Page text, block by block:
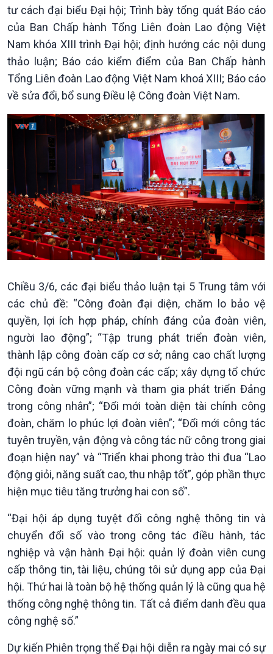
Chính trị
Tin Chính trị
Chính phủ với người dân
Quốc hội với cử tri
Xây dựng đảng
Nhận diện sự thật
Pháp luật và đời sống
Thế giới
Tin thế giới
Vấn đề quốc tế
Hồ sơ sự kiện quốc tế
Thế giới & Việt Nam
bền
Kinh tế
Tin Kinh tế
Trước giờ mở cửa
Dòng chảy Kinh tế
Sức sống hàng Việt
Khởi nghiệp
Tuyên chiến với gian lận
thương mại
Nông nghiệp & Biển đảo
Tin Nông nghiệp & Biển
đảo
Mùa vàng
Biển đảo Việt Nam
Tâm tình biên giới và hải
đảo
tư cách đại biểu Đại hội; Trình bày tổng quát Báo cáo
của Ban Chấp hành Tổng Liên đoàn Lao động Việt
Nam khóa XIII trình Đại hội; định hướng các nội dung
thảo luận; Báo cáo kiểm điểm của Ban Chấp hành
Tổng Liên đoàn Lao động Việt Nam khoá XIII; Báo cáo
về sửa đổi, bổ sung Điều lệ Công đoàn Việt Nam.
Chiều 3/6, các đại biểu thảo luận tại 5 Trung tâm với
các chủ đề: “Công đoàn đại diện, chăm lo bảo vệ
quyền, lợi ích hợp pháp, chính đáng của đoàn viên,
người lao động”; “Tập trung phát triển đoàn viên,
thành lập công đoàn cấp cơ sở; nâng cao chất lượng
đội ngũ cán bộ công đoàn các cấp; xây dựng tổ chức
Công đoàn vững mạnh và tham gia phát triển Đảng
trong công nhân”; “Đổi mới toàn diện tài chính công
đoàn, chăm lo phúc lợi đoàn viên”; “Đổi mới công tác
tuyên truyền, vận động và công tác nữ công trong giai
đoạn hiện nay” và “Triển khai phong trào thi đua “Lao
động giỏi, năng suất cao, thu nhập tốt”, góp phần thực
hiện mục tiêu tăng trưởng hai con số”.
“Đại hội áp dụng tuyệt đối công nghệ thông tin và
chuyển đổi số vào trong công tác điều hành, tác
nghiệp và vận hành Đại hội: quản lý đoàn viên cung
cấp thông tin, tài liệu, chúng tôi sử dụng app của Đại
hội. Thứ hai là toàn bộ hệ thống quản lý là cũng qua hệ
thống công nghệ thông tin. Tất cả điểm danh đều qua
công nghệ số.”
Dự kiến Phiên trọng thể Đại hội diễn ra ngày mai có sự